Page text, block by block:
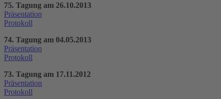
75. Tagung am 26.10.2013
Präsentation
Protokoll
74. Tagung am 04.05.2013
Präsentation
Protokoll
73. Tagung am 17.11.2012
Präsentation
Protokoll